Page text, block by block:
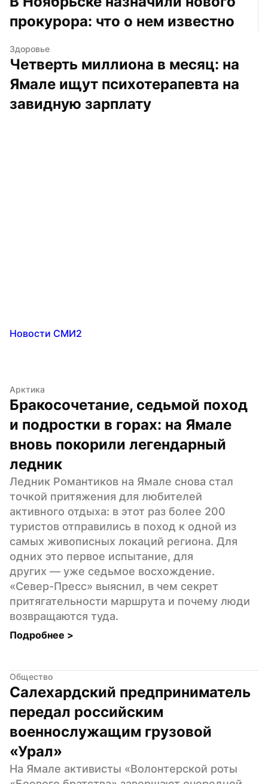
прокурора: что о нем известно
Здоровье
Четверть миллиона в месяц: на
Ямале ищут психотерапевта на
завидную зарплату
Новости СМИ2
Арктика
Бракосочетание, седьмой поход
и подростки в горах: на Ямале
вновь покорили легендарный
ледник
Ледник Романтиков на Ямале снова стал
точкой притяжения для любителей
активного отдыха: в этот раз более 200
туристов отправились в поход к одной из
самых живописных локаций региона. Для
одних это первое испытание, для
других — уже седьмое восхождение.
«Север-Пресс» выяснил, в чем секрет
притягательности маршрута и почему люди
возвращаются туда.
Подробнее >
Общество
Салехардский предприниматель
передал российским
военнослужащим грузовой
«Урал»
На Ямале активисты «Волонтерской роты